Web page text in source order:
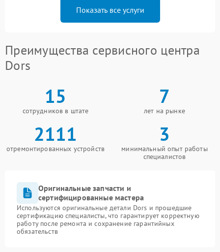
Показать все услуги
Преимущества сервисного центра
Dors
15
сотрудников в штате
7
лет на рынке
2111
отремонтированных устройств
3
минимальный опыт работы
специалистов
Оригинальные запчасти и
сертифицированные мастера
Используются оригинальные детали Dors и прошедшие
сертификацию специалисты, что гарантирует корректную
работу после ремонта и сохранение гарантийных
обязательств